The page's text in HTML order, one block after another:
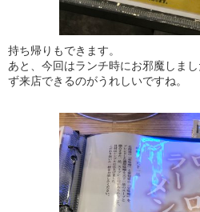
持ち帰りもできます。
あと、今回はランチ時にお邪魔しま
ず来店できるのがうれしいですね。